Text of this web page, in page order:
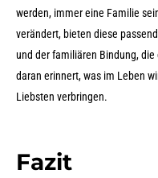
werden, immer eine Familie
verändert, bieten diese
und der familiären Bindung,
daran erinnert, was im Leben
Liebsten verbringen.
Fazit